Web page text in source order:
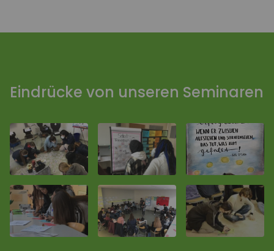
Eindrücke von unseren Seminaren